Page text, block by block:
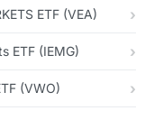
ETF (VEA)
ETF (IEMG)
(VWO)